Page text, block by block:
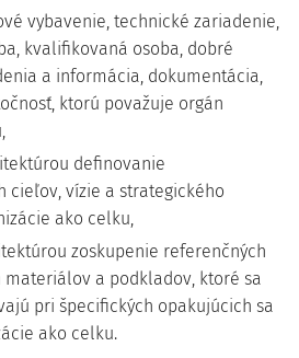
vybavenie, technické zariadenie,
kvalifikovaná osoba, dobré
a informácia, dokumentácia,
ktorú považuje orgán
definovanie
cieľov, vízie a strategického
ako celku,
zoskupenie referenčných
a podkladov, ktoré sa
pri špecifických opakujúcich sa
ako celku.